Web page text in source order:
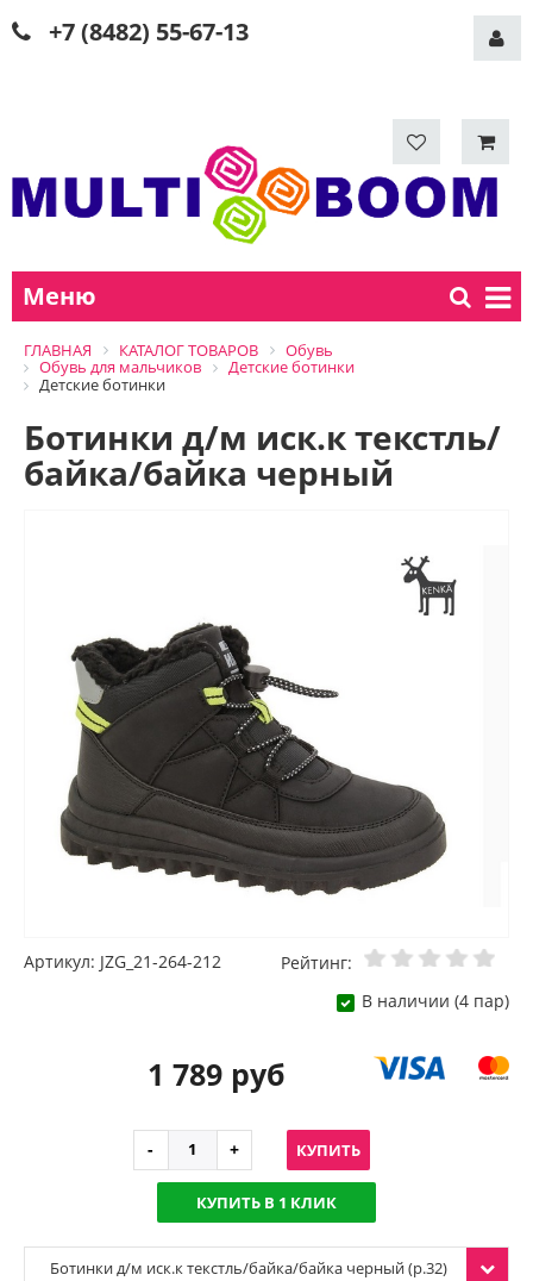
+7 (8482) 55-67-13
Меню
ГЛАВНАЯ КАТАЛОГ ТОВАРОВ
Обувь
Обувь для мальчиков
Детские ботинки
Детские ботинки
Ботинки д/м иск.к текстль/
байка/байка черный
Артикул: JZG_21-264-212
Рейтинг:
В наличии (4 пар)
1 789 руб
КУПИТЬ
КУПИТЬ В 1 КЛИК
Ботинки д/м иск.к текстль/байка/байка черный (р.32)